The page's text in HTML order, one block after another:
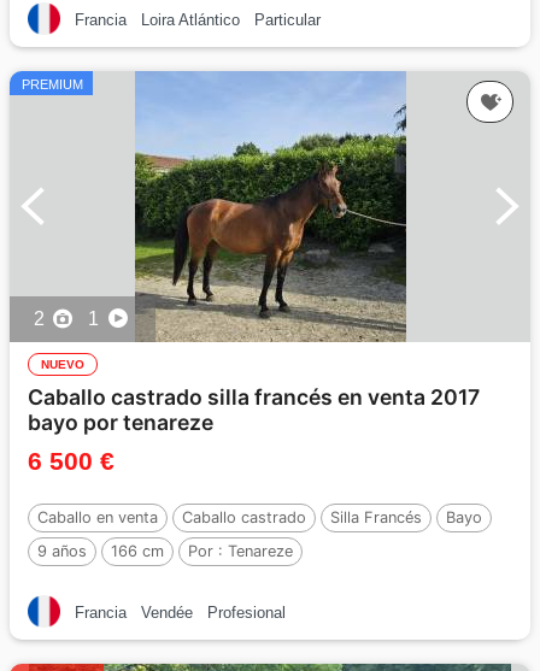
Francia Loira Atlántico Particular
PREMIUM
2 1
NUEVO
Caballo castrado silla francés en venta 2017
bayo por tenareze
6 500 €
Caballo en venta Caballo castrado Silla Francés
Bayo
9 años
166 cm Por : Tenareze
Francia Vendée Profesional